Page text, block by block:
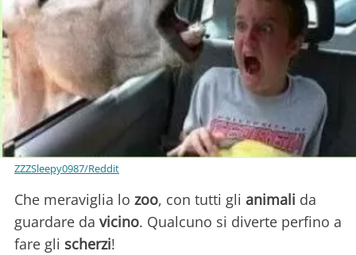
ZZZSleepy0987/Reddit
Che meraviglia lo zoo, con tutti gli animali da
guardare da vicino. Qualcuno si diverte perfino a
fare gli scherzi!